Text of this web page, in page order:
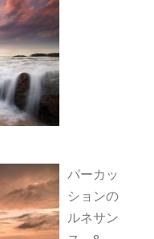
パーカッ
ションの
ルネサン